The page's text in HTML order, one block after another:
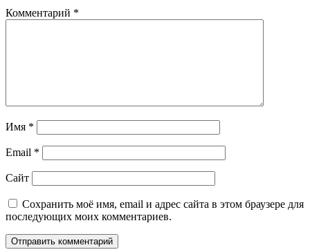
Комментарий *
Имя *
Email *
Сайт
Сохранить моё имя, email и адрес сайта в этом браузере для
последующих моих комментариев.